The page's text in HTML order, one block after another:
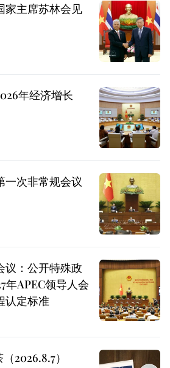
家主席苏林会见
年经济增长
一次非常规会议
议：公开特殊政
年APEC领导人会
认定标准
2026.8.7）